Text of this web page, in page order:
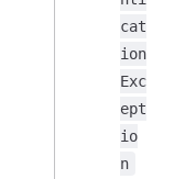
cat
ion
Exc
ept
io
n